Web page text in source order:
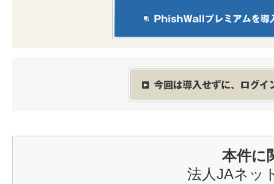
本件に
法人JAネッ